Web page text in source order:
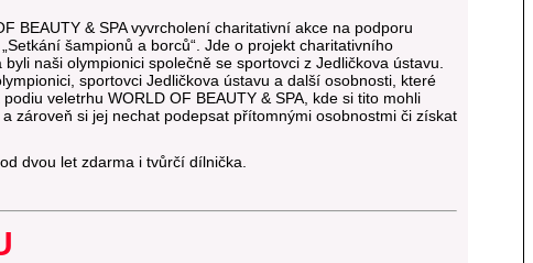
BEAUTY & SPA vyvrcholení charitativní akce na podporu
šampionů a borců“. Jde o projekt charitativního
naši olympionici společně se sportovci z Jedličkova ústavu.
sportovci Jedličkova ústavu a další osobnosti, které
veletrhu WORLD OF BEAUTY & SPA, kde si tito mohli
zároveň si jej nechat podepsat přítomnými osobnostmi či získat
dvou let zdarma i tvůrčí dílnička.